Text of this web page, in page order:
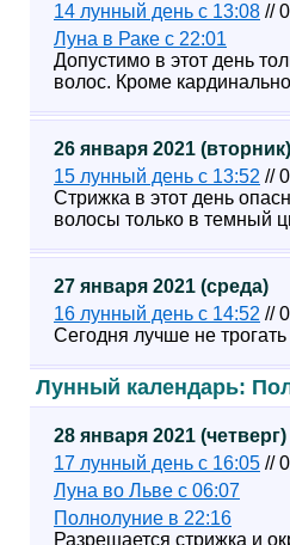
14 лунный день с 13:08 //
Луна в Раке с 22:01
Допустимо в этот день
волос. Кроме
26 января 2021 (вторник)
15 лунный день с 13:52 //
Стрижка в этот день
волосы только в темный
27 января 2021 (среда)
16 лунный день с 14:52 //
Сегодня лучше не
Лунный календарь:
28 января 2021 (четверг)
17 лунный день с 16:05 //
Луна во Льве с 06:07
Полнолуние в 22:16
Разрешается стрижка и